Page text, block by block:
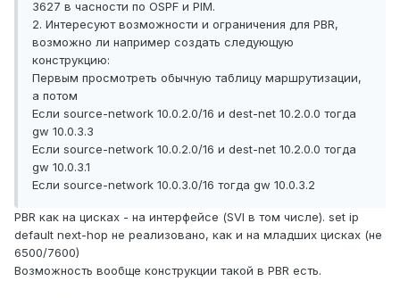
3627 в часности по OSPF и PIM.
2. Интересуют возможности и ограничения для PBR,
возможно ли например создать следующую
конструкцию:
Первым просмотреть обычную таблицу маршрутизации,
а потом
Если source-network 10.0.2.0/16 и dest-net 10.2.0.0 тогда
gw 10.0.3.3
Если source-network 10.0.2.0/16 и dest-net 10.2.0.0 тогда
gw 10.0.3.1
Если source-network 10.0.3.0/16 тогда gw 10.0.3.2
PBR как на цисках - на интерфейсе (SVI в том числе). set ip
default next-hop не реализовано, как и на младших цисках (не
6500/7600)
Возможность вообще конструкции такой в PBR есть.